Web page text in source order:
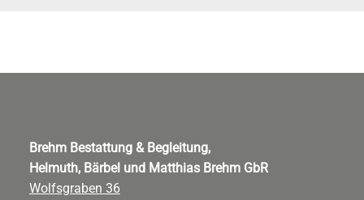
Brehm Bestattung & Begleitung,
Helmuth, Bärbel und Matthias Brehm GbR
Wolfsgraben 36